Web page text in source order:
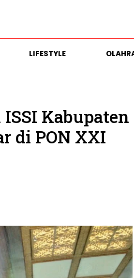
LIFESTYLE
Kabupaten
di PON XXI